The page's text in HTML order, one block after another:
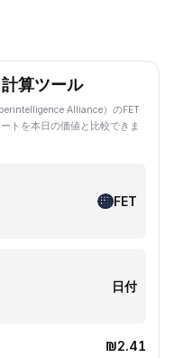
算ツール
Alliance）のFET
トを本日の価値と比較できま
FET
日付
₪2.41